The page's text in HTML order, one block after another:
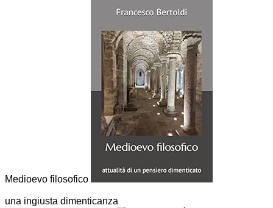
Medioevo filosofico
una ingiusta dimenticanza